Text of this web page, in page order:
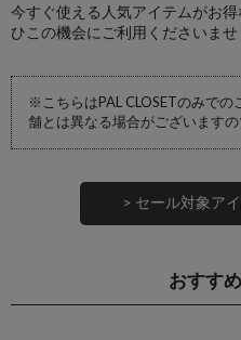
今すぐ使える人気アイテムがお
ひこの機会にご利用くださいませ
※こちらはPAL CLOSETのみで
舗とは異なる場合がございますの
> セール対象ア
おすす